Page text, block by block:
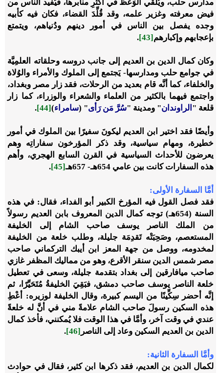
مدارس حلب، ويُلقي الوَعْظَ في أكثرِ منابرها، فيُفيد الناس من
فيض معرفته وغزير علمه، وقد قُلِّدَ القضاء، فكان فيه كأبيه
وجده يفصل بين الناس في أمور دينهم ودُنياهم، ويتمتع
بإعجابهم وإكبارهم [43]
.
وكان كمال الدين بن العديم إلى جانب دروسه وحلقاته العلمِيَّة
في جوامع حلب ومدارسها- يَجتمع إلى الملوك والأمراء والوُلاة
والخلفاء، كما أنَّه قام بعديد من الرحلات، فقد زار مصر وبغداد،
واجتمع فيهما بالكثير من العلماء والشعراء والوزراء، كما زار
قلعة " الراوندان" ومدينة "سُرَّ مَن رَأى" (سامراء)
[44]
.
وأيضًا فقد اختير ابن العديم ليكونَ سفيرًا بين الملوك في أمور
خطيرة، ومهام سياسية، وقد ذكر المؤرخون سفاراتِه وهم
يعرضون للأحداث السياسية في القرن السابع الهجري، وأهم
هذه السفارات كانت بين عامي 654هـ- 657هـ
[45]
.
أمَّا السفارة الأولى:
فقد فصل القول فيه المؤرخ الكبير أبو الفداء، فقال: في هذه
السنة (654هـ) توجه كمال الدين المعروف بابن العديم رسولاً
من الملك الناصر يوسف صاحب الشام إلى الخليفة
المستعصم، وصَحِبَتْه تَقدِمَة جليلة، وطلب خلعة من الخليفة
لمخدومه، ووصل من جهة المعز ابن أيبك التركماني صاحب
مصر شمس الدين سنقر الأقرع، وهو من مماليك المظفر غازي
صاحب ميافارقين إلى بغداد بتقدمة جليلة، وسعى في تعطيل
خلعة الناصر يوسف صاحب دمشق، فبَقِيَ الخليفةُ مُتَحَيِّرًا، ثم
إنَّه أحضر سِكِّينًا من اليسم كبيرة، وقال الخليفة لوزيره: أعْطِ
هذه السكين رسولَ صاحب الشام علامةً مني في أنَّ له خلعةً
عندي في وقت آخر، وأمَّا في هذا الوقت فلا يُمكنني، فأخذ كمال
الدين بن العديم السكين وعاد إلى الناصر [46]
.
وأمَّا السفارة الثانية:
لكمال الدين بن العديم، فقد ذكرها ابن كثير، فقال في حوادث